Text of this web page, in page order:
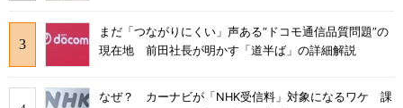
まだ「つながりにくい」声ある“ドコモ通信品質問題”の
現在地 前田社長が明かす「道半ば」の詳細解説
なぜ？ カーナビが「NHK受信料」対象になるワケ 課